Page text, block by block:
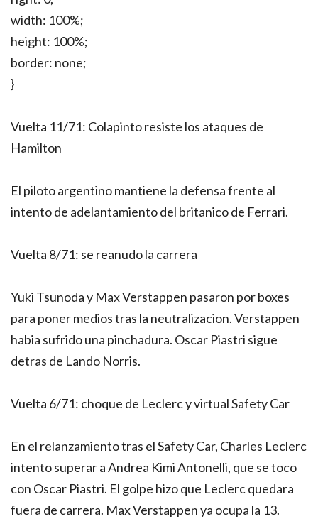
width: 100%;
height: 100%;
border: none;
}
Vuelta 11/71: Colapinto resiste los ataques de
Hamilton
El piloto argentino mantiene la defensa frente al
intento de adelantamiento del britanico de Ferrari.
Vuelta 8/71: se reanudo la carrera
Yuki Tsunoda y Max Verstappen pasaron por boxes
para poner medios tras la neutralizacion. Verstappen
habia sufrido una pinchadura. Oscar Piastri sigue
detras de Lando Norris.
Vuelta 6/71: choque de Leclerc y virtual Safety Car
En el relanzamiento tras el Safety Car, Charles Leclerc
intento superar a Andrea Kimi Antonelli, que se toco
con Oscar Piastri. El golpe hizo que Leclerc quedara
fuera de carrera. Max Verstappen ya ocupa la 13.